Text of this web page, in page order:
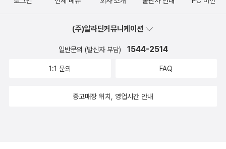
중문화로 통하는 지름길이자 상상력의 원천인 ‘유럽 신화, 완전 첫걸
본질을 찾아가는 ‘철학하는 삶이란?’, 고전문학과 영화를 비교하는
‘원작과 함께 영화 읽기’, 행복의 기준에 대한 질문을 던지는 ‘살면서
읽는 서양미술사’, 인공지능과 4차 산업혁명을 주제로 한 ‘새로운 접
가장 눈부신 활약은 코로나19 바이러스를 신속진단할 수 있는 실시
배포하고, 개발된 진단키트를 긴급 사용하도록 식품의약품안전처의
허가를 간소화해 준 점이다. 선별검사를 위해 ‘드라이브스루‘와 ‘워킹
(주)알라딘커뮤니케이션
일반문의 (발신자 부담) 1544-2514
1:1 문의 FAQ
중고매장 위치, 영업시간 안내